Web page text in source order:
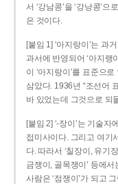
서 ‘강남콩’을 ‘강낭콩’
은 것이다.
[붙임 1] ‘아지랑이’는 과
과서에 반영되어 ‘아지랭
이 ‘아지랑이’를 표준으
삼았다. 1936년 “조선어
바 있었는데 그것으로 되
[붙임 2] ‘-장이’는 기술자
접미사이다. 그리고 여기
다. 따라서 ‘칠장이, 유기
금쟁이, 골목쟁이’ 등에서
사람은 ‘점쟁이’가 되고